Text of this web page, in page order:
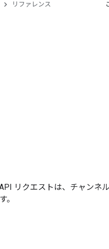
リファレンス
リクエストは、チャンネ
。